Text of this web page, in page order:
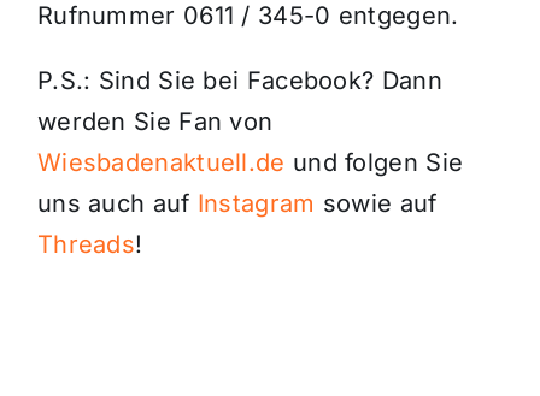
Rufnummer 0611 / 345-0 entgegen.
P.S.: Sind Sie bei Facebook? Dann
werden Sie Fan von
Wiesbadenaktuell.de und folgen Sie
uns auch auf Instagram sowie auf
Threads!